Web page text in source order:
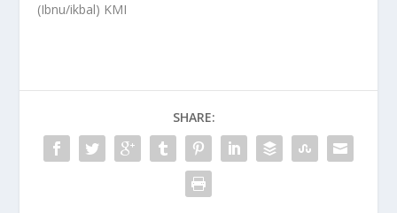
(Ibnu/ikbal) KMI
SHARE: